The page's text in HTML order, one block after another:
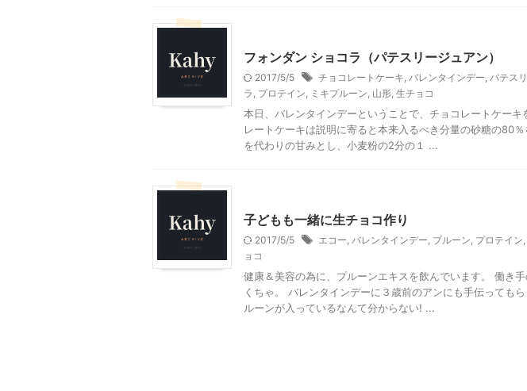
フォンダン ショコラ（パテスリージュアン）
2017/5/5 チョコレートケーキ バレンタインデー パテス
ラ プロテイン ミキプルーン 山形 生チョコ
本日、バレンタインデーということで、チョコレートケーキ
レートケーキは説明に寄ると本来入るべき分量の砂糖の80
を代わりの甘みとし、小麦粉の2分の１ ...
子どもも一緒に生チョコ作り
2017/5/5 エコー バレンタインデー プルーン プロテイン
ョコ
健康＆美容の為に、プルーンエキスを飲んでいます。 働き
くちゃ。 バレンタインデーに３歳前のアンにも手伝っても
ルーンが入っているなんて分からない! ...